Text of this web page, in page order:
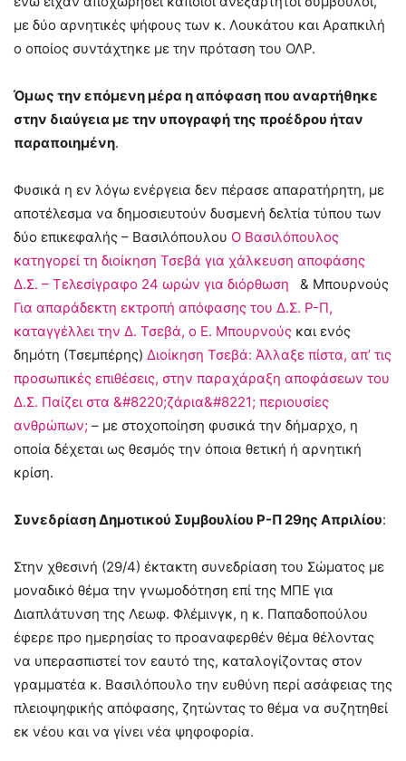
με δύο αρνητικές ψήφους των κ. Λουκάτου και Αραπκιλή
ο οποίος συντάχτηκε με την πρόταση του ΟΛΡ.
Όμως την επόμενη μέρα η απόφαση που αναρτήθηκε
στην διαύγεια με την υπογραφή της προέδρου ήταν
παραποιημένη.
Φυσικά η εν λόγω ενέργεια δεν πέρασε απαρατήρητη, με
αποτέλεσμα να δημοσιευτούν δυσμενή δελτία τύπου των
δύο επικεφαλής – Βασιλόπουλου Ο Βασιλόπουλος
κατηγορεί τη διοίκηση Τσεβά για χάλκευση αποφάσης
Δ.Σ. – Τελεσίγραφο 24 ωρών για διόρθωση
& Μπουρνούς
Για απαράδεκτη εκτροπή απόφασης του Δ.Σ. Ρ-Π,
καταγγέλλει την Δ. Τσεβά, ο Ε. Μπουρνούς και ενός
δημότη (Τσεμπέρης) Διοίκηση Τσεβά: Άλλαξε πίστα, απ’ τις
προσωπικές επιθέσεις, στην παραχάραξη αποφάσεων του
Δ.Σ. Παίζει στα &#8220;ζάρια&#8221; περιουσίες
ανθρώπων; – με στοχοποίηση φυσικά την δήμαρχο, η
οποία δέχεται ως θεσμός την όποια θετική ή αρνητική
κρίση.
Συνεδρίαση Δημοτικού Συμβουλίου Ρ-Π 29ης Απριλίου:
Στην χθεσινή (29/4) έκτακτη συνεδρίαση του Σώματος με
μοναδικό θέμα την γνωμοδότηση επί της ΜΠΕ για
Διαπλάτυνση της Λεωφ. Φλέμινγκ, η κ. Παπαδοπούλου
έφερε προ ημερησίας το προαναφερθέν θέμα θέλοντας
να υπερασπιστεί τον εαυτό της, καταλογίζοντας στον
γραμματέα κ. Βασιλόπουλο την ευθύνη περί ασάφειας της
πλειοψηφικής απόφασης, ζητώντας το θέμα να συζητηθεί
εκ νέου και να γίνει νέα ψηφοφορία.